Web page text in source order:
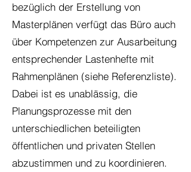
bezüglich der Erstellung von
Masterplänen verfügt das Büro auch
über Kompetenzen zur Ausarbeitung
entsprechender Lastenhefte mit
Rahmenplänen (siehe Referenzliste).
Dabei ist es unablässig, die
Planungsprozesse mit den
unterschiedlichen beteiligten
öffentlichen und privaten Stellen
abzustimmen und zu koordinieren.